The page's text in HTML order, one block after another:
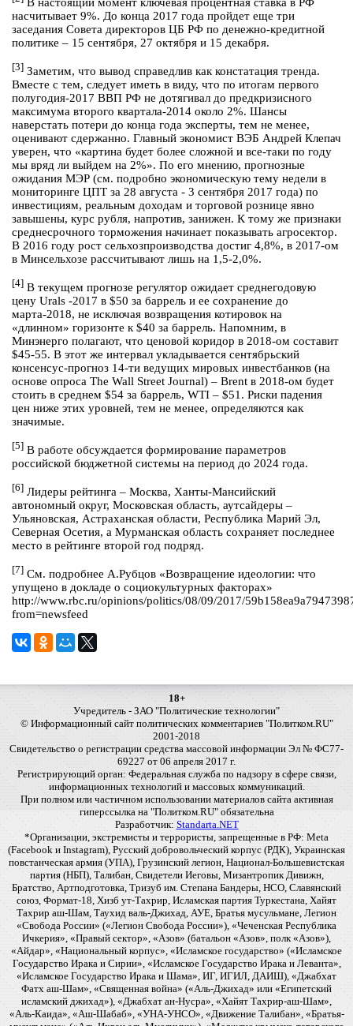
насчитывает 9%. До конца 2017 года пройдет еще три
заседания Совета директоров ЦБ РФ по денежно-кредитной
политике – 15 сентября, 27 октября и 15 декабря.
[3] Заметим, что вывод справедлив как констатация тренда.
Вместе с тем, следует иметь в виду, что по итогам первого
полугодия-2017 ВВП РФ не дотягивал до предкризисного
максимума второго квартала-2014 около 2%. Шансы
наверстать потери до конца года эксперты, тем не менее,
оценивают сдержанно. Главный экономист ВЭБ Андрей Клепач
уверен, что «картина будет более сложной и все-таки по году
мы вряд ли выйдем на 2%». По его мнению, прогнозные
ожидания МЭР (см. подробно экономическую тему недели в
мониторинге ЦПТ за 28 августа - 3 сентября 2017 года) по
инвестициям, реальным доходам и торговой рознице явно
завышены, курс рубля, напротив, занижен. К тому же признаки
среднесрочного торможения начинает показывать агросектор.
В 2016 году рост сельхозпроизводства достиг 4,8%, в 2017-ом
в Минсельхозе рассчитывают лишь на 1,5-2,0%.
[4] В текущем прогнозе регулятор ожидает среднегодовую
цену Urals -2017 в $50 за баррель и ее сохранение до
марта-2018, не исключая возвращения котировок на
«длинном» горизонте к $40 за баррель. Напомним, в
Минэнерго полагают, что ценовой коридор в 2018-ом составит
$45-55. В этот же интервал укладывается сентябрьский
консенсус-прогноз 14-ти ведущих мировых инвестбанков (на
основе опроса The Wall Street Journal) – Brent в 2018-ом будет
стоить в среднем $54 за баррель, WTI – $51. Риски падения
цен ниже этих уровней, тем не менее, определяются как
значимые.
[5] В работе обсуждается формирование параметров
российской бюджетной системы на период до 2024 года.
[6] Лидеры рейтинга – Москва, Ханты-Мансийский
автономный округ, Московская область, аутсайдеры –
Ульяновская, Астраханская области, Республика Марий Эл,
Северная Осетия, а Мурманская область сохраняет последнее
место в рейтинге второй год подряд.
[7] См. подробнее А.Рубцов «Возвращение идеологии: что
упущено в докладе о социокультурных факторах»
http://www.rbc.ru/opinions/politics/08/09/2017/
from=newsfeed
18+
Учредитель - ЗАО "Политические технологии"
© Информационный сайт политических комментариев "Политком.RU"
2001-2018
Свидетельство о регистрации средства массовой информации Эл № ФС77-
69227 от 06 апреля 2017 г.
Регистрирующий орган: Федеральная служба по надзору в сфере связи,
информационных технологий и массовых коммуникаций.
При полном или частичном использовании материалов сайта активная
гиперссылка на "Политком.RU" обязательна
Разработчик: Standarta.NET
*Организации, экстремисты и террористы, запрещенные в РФ: Meta
(Facebook и Instagram), Русский добровольческий корпус (РДК), Украинская
повстанческая армия (УПА), Грузинский легион, Национал-Большевистская
партия (НБП), Талибан, Свидетели Иеговы, Мизантропик Дивижн,
Братство, Артподготовка, Тризуб им. Степана Бандеры, НСО, Славянский
союз, Формат-18, Хизб ут-Тахрир, Исламская партия Туркестана, Хайят
Тахрир аш-Шам, Таухид валь-Джихад, АУЕ, Братья мусульмане, Легион
«Свобода России» («Легион Свобода России»), «Чеченская Республика
Ичкерия», «Правый сектор», «Азов» (батальон «Азов», полк «Азов»),
«Айдар», «Национальный корпус», «Исламское государство» («Исламское
Государство Ирака и Сирии», «Исламское Государство Ирака и Леванта»,
«Исламское Государство Ирака и Шама», ИГ, ИГИЛ, ДАИШ), «Джабхат
Фатх аш-Шам», «Священная война» («Аль-Джихад» или «Египетский
исламский джихад»), «Джабхат ан-Нусра», «Хайят Тахрир-аш-Шам»,
«Аль-Каида», «Аш-Шабаб», «УНА-УНСО», «Движение Талибан», «Братья-